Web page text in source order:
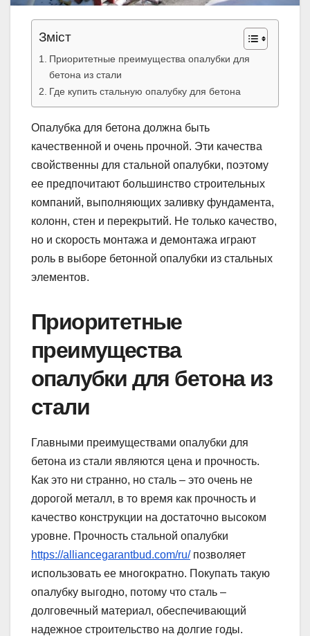
Зміст
Приоритетные преимущества опалубки для
бетона из стали
Где купить стальную опалубку для бетона
Опалубка для бетона должна быть
качественной и очень прочной. Эти качества
свойственны для стальной опалубки, поэтому
ее предпочитают большинство строительных
компаний, выполняющих заливку фундамента,
колонн, стен и перекрытий. Не только качество,
но и скорость монтажа и демонтажа играют
роль в выборе бетонной опалубки из стальных
элементов.
Приоритетные
преимущества
опалубки для бетона из
стали
Главными преимуществами опалубки для
бетона из стали являются цена и прочность.
Как это ни странно, но сталь – это очень не
дорогой металл, в то время как прочность и
качество конструкции на достаточно высоком
уровне. Прочность стальной опалубки
https://alliancegarantbud.com/ru/позволяет
использовать ее многократно. Покупать такую ​​
опалубку выгодно, потому что сталь –
долговечный материал, обеспечивающий
надежное строительство на долгие годы.